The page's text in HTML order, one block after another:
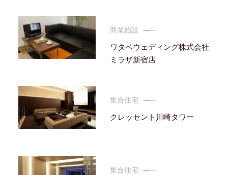
商業施設
ワタベウェディング株式会社
ミラザ新宿店
集合住宅
クレッセント川崎タワー
集合住宅